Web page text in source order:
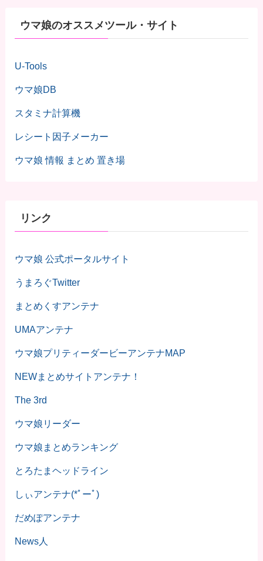
ウマ娘のオススメツール・サイト
U-Tools
ウマ娘DB
スタミナ計算機
レシート因子メーカー
ウマ娘 情報 まとめ 置き場
リンク
ウマ娘 公式ポータルサイト
うまろぐTwitter
まとめくすアンテナ
UMAアンテナ
ウマ娘プリティーダービーアンテナMAP
NEWまとめサイトアンテナ！
The 3rd
ウマ娘リーダー
ウマ娘まとめランキング
とろたまヘッドライン
しぃアンテナ(*ﾟーﾟ)
だめぽアンテナ
News人